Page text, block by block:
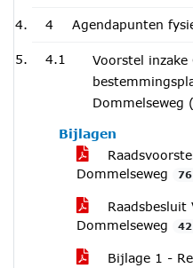
4 Agendapunten
4.1
Voorstel inzake
Dommelseweg
Bijlagen
Dommelseweg
76
Dommelseweg
42
Bijlage 1 -